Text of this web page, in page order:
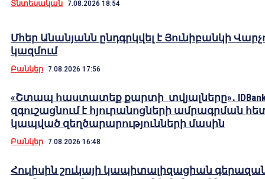
Տնտեսական 7.08.2026 18:54
Մհեր Անանյանն ընդգրկվել է Յունիբանկի
կազմում
Բանկեր 7.08.2026 17:56
«Շտապ հաստատեք քարտի տվյալները»․
զգուշացնում է հյուրանոցների ամրագրման
կապված զեղծարարությունների մասին
Բանկեր 7.08.2026 16:48
Հուլիսին շուկայի կապիտալիզացիան